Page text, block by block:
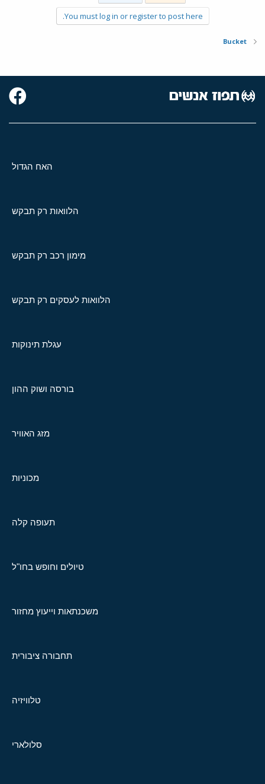
You must log in or register to post here.
Bucket
האח הגדול
הלוואות רק תבקש
מימון רכב רק תבקש
הלוואות לעסקים רק תבקש
עגלת תינוקות
בורסה ושוק ההון
מזג האוויר
מכוניות
תעופה קלה
טיולים וחופש בחו"ל
משכנתאות וייעוץ מחזור
תחבורה ציבורית
טלוויזיה
סלולארי